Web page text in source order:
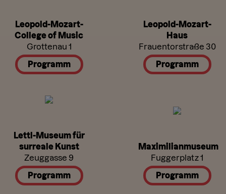
Leopold-Mozart-
College of Music
Grottenau 1
Programm
Leopold-Mozart-
Haus
Frauentorstraße 30
Programm
Lettl-Museum für
surreale Kunst
Zeuggasse 9
Programm
Maximilianmuseum
Fuggerplatz 1
Programm